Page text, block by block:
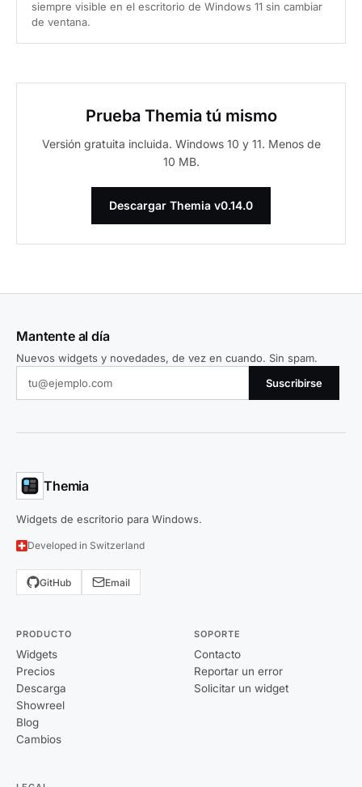
siempre visible en el escritorio de Windows 11 sin cambiar
de ventana.
Prueba Themia tú mismo
Versión gratuita incluida. Windows 10 y 11. Menos de
10 MB.
Descargar Themia v0.14.0
Mantente al día
Nuevos widgets y novedades, de vez en cuando. Sin spam.
Suscribirse
Themia
Widgets de escritorio para Windows.
Developed in Switzerland
GitHub Email
PRODUCTO
Widgets
Precios
Descarga
Showreel
Blog
Cambios
SOPORTE
Contacto
Reportar un error
Solicitar un widget